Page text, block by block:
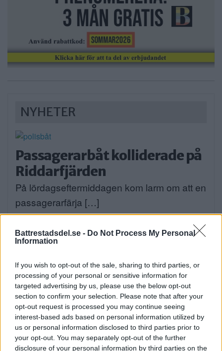
Battrestadsdel.se - Do Not Process My Personal
Information
If you wish to opt-out of the sale, sharing to third parties, or
processing of your personal or sensitive information for
targeted advertising by us, please use the below opt-out
section to confirm your selection. Please note that after your
opt-out request is processed you may continue seeing
interest-based ads based on personal information utilized by
us or personal information disclosed to third parties prior to
your opt-out. You may separately opt-out of the further
disclosure of your personal information by third parties on the
NYHETER
Passagerarbåt kolliderade på
Riddarfjärden
På lördagseftermiddagen kom larm om att en
passagerarfärja […]
Det blev en hel sommar
framför datorn
Förra veckan lanserades en ny
marknadsplats för hämtning, […]
Publicerad 17:53, 8 augusti 2026